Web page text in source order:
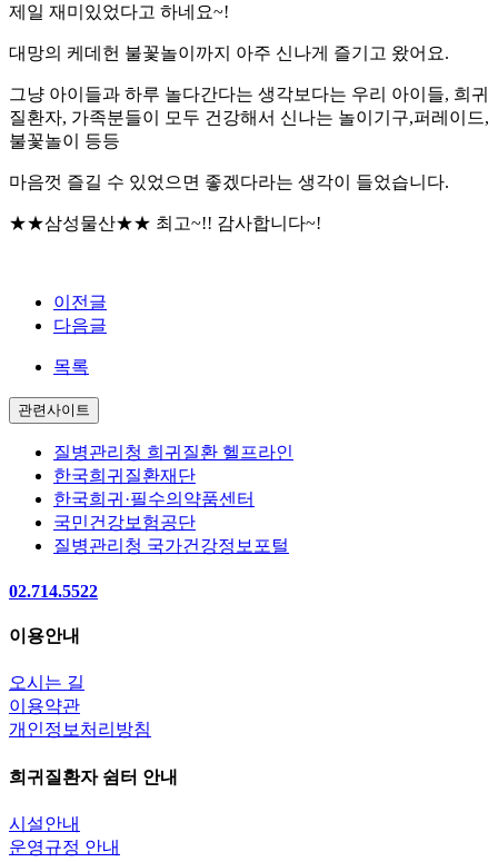
제일 재미있었다고 하네요~!
대망의 케데헌 불꽃놀이까지 아주 신나게 즐기고 왔어요.
그냥 아이들과 하루 놀다간다는 생각보다는 우리 아이들, 희귀
질환자, 가족분들이 모두 건강해서 신나는 놀이기구,퍼레이드,
불꽃놀이 등등
마음껏 즐길 수 있었으면 좋겠다라는 생각이 들었습니다.
★★삼성물산★★ 최고~!! 감사합니다~!
이전글
다음글
목록
관련사이트
질병관리청 희귀질환 헬프라인
한국희귀질환재단
한국희귀·필수의약품센터
국민건강보험공단
질병관리청 국가건강정보포털
02.714.5522
이용안내
오시는 길
이용약관
개인정보처리방침
희귀질환자 쉼터 안내
시설안내
운영규정 안내